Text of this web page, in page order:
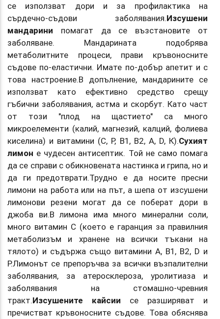
се използват дори и за профилактика на
сърдечно-съдови заболявания.Изсушени
мандарини помагат да се възстановите от
заболяване. Мандарината подобрява
метаболитните процеси, прави кръвоносните
съдове по-еластични. Имате по-добър апетит и с
това настроение.В допълнение, мандарините се
използват като ефективно средство срещу
гъбични заболявания, астма и скорбут. Като част
от този "плод на щастието" са много
микроелементи (калий, магнезий, калций, фолиева
киселина) и витамини (С, Р, В1, В2, A, D, К).Сухият
лимон е чудесен антисептик. Той не само помага
да се справи с обикновената настинка и грипа, но и
да ги предотврати.Трудно е да носите пресни
лимони на работа или на път, а шепа от изсушени
лимонови резени могат да се поберат дори в
джоба ви.В лимона има много минерални соли,
много витамин С (което е гаранция за правилния
метаболизъм и хранене на всички тъкани на
тялото) и съдържа също витамини А, В1, В2, D и
Р.Лимонът се препоръчва за всички възпалителни
заболявания, за атеросклероза, уролитиаза и
заболявания на стомашно-чревния
тракт.Изсушените кайсии се разширяват и
пречистват кръвоносните съдове. Това обяснява